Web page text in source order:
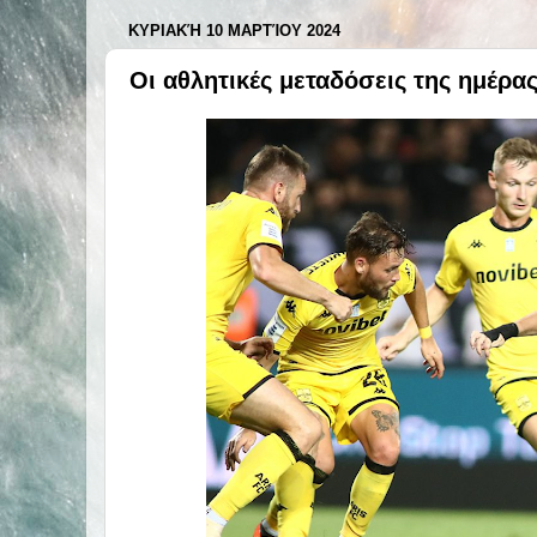
ΚΥΡΙΑΚΉ 10 ΜΑΡΤΊΟΥ 2024
Οι αθλητικές μεταδόσεις της ημέρας